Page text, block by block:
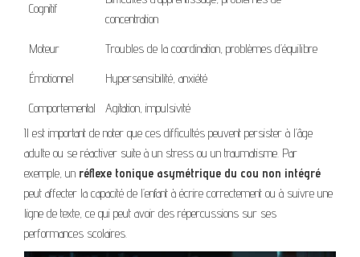
Cognitif
concentration
Moteur
Troubles de la coordination, problèmes d’équilibre
Émotionnel
Hypersensibilité, anxiété
Comportemental
Agitation, impulsivité
Il est important de noter que ces difficultés peuvent persister à l’âge
adulte ou se réactiver suite à un stress ou un traumatisme. Par
exemple, un réflexe tonique asymétrique du cou non intégré
peut affecter la capacité de l’enfant à écrire correctement ou à suivre une
ligne de texte, ce qui peut avoir des répercussions sur ses
performances scolaires.